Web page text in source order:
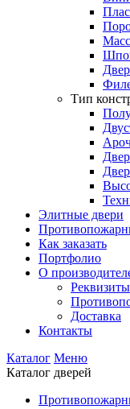
Тип
Элитные двери
Как заказать
Портфолио
О
Реквизиты
Доставка
Контакты
Каталог Меню
Каталог дверей